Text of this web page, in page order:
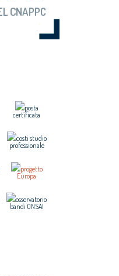
posta
certificata
costi studio
professionale
progetto
Europa
osservatorio
bandi ONSAI